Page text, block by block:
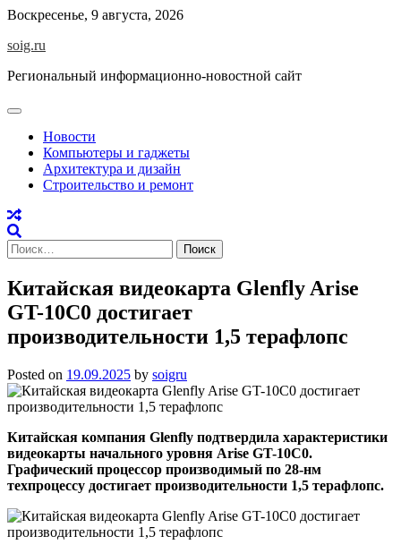
Skip
content
Воскресенье, 9 августа, 2026
soig.ru
Региональный информационно-новостной сайт
Новости
Компьютеры и гаджеты
Архитектура и дизайн
Строительство и ремонт
Найти:
Китайская видеокарта Glenfly Arise
GT-10C0 достигает
производительности 1,5 терафлопс
Posted on 19.09.2025 by soigru
Китайская компания Glenfly подтвердила характеристики
видеокарты начального уровня Arise GT-10C0.
Графический процессор производимый по 28-нм
техпроцессу достигает производительности 1,5 терафлопс.